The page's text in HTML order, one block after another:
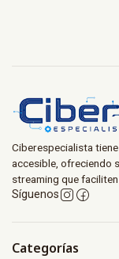
Ciberespecialista
accesible, ofreciendo
streaming que
Síguenos
Categorías